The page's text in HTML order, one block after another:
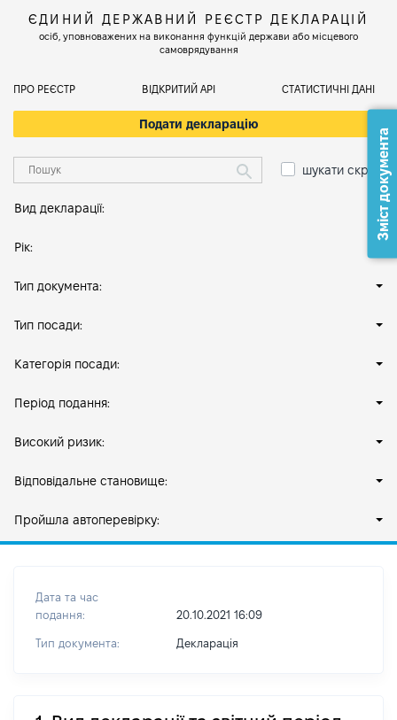
ЄДИНИЙ ДЕРЖАВНИЙ РЕЄСТР ДЕКЛАРАЦІЙ
осіб, уповноважених на виконання функцій держави або місцевого
самоврядування
ПРО РЕЄСТР ВІДКРИТИЙ АРІ СТАТИСТИЧНІ ДАНІ
Подати декларацію
шукати скрізь
Вид декларації:
Рік:
Тип документа:
Тип посади:
Категорія посади:
Період подання:
Високий ризик:
Відповідальне становище:
Пройшла автоперевірку:
Дата та час
подання:
20.10.2021 16:09
Тип документа: Декларація
Зміст документа